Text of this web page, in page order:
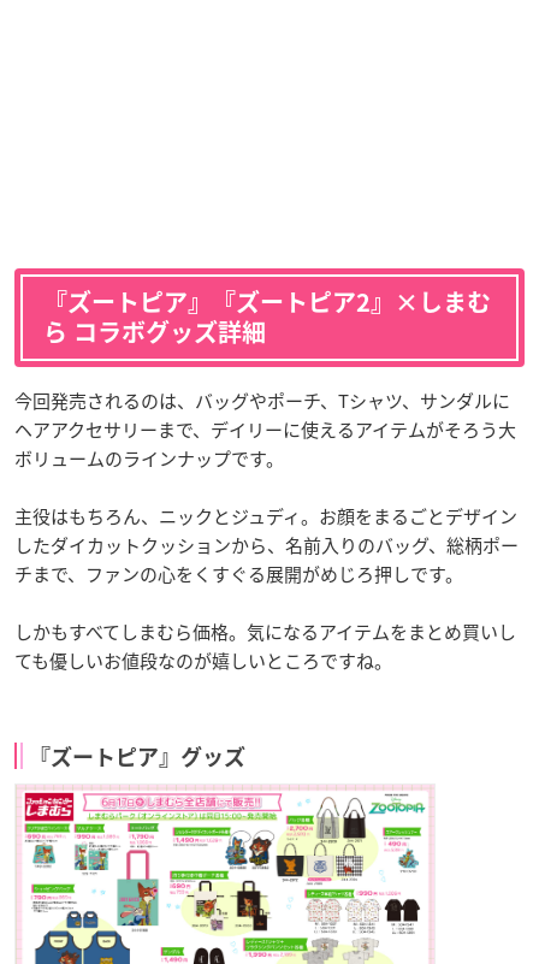
『ズートピア』『ズートピア2』×しまむ
ら コラボグッズ詳細
今回発売されるのは、バッグやポーチ、Tシャツ、サンダルに
ヘアアクセサリーまで、デイリーに使えるアイテムがそろう大
ボリュームのラインナップです。
主役はもちろん、ニックとジュディ。お顔をまるごとデザイン
したダイカットクッションから、名前入りのバッグ、総柄ポー
チまで、ファンの心をくすぐる展開がめじろ押しです。
しかもすべてしまむら価格。気になるアイテムをまとめ買いし
ても優しいお値段なのが嬉しいところですね。
『ズートピア』グッズ